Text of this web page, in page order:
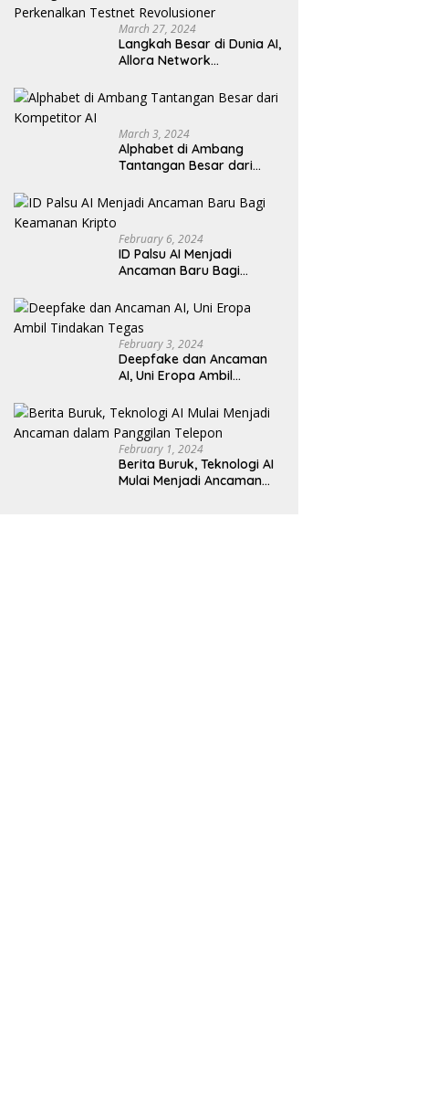
March 27, 2024
Langkah Besar di Dunia AI,
Allora Network
Revolusioner
March 3, 2024
Alphabet di Ambang
Tantangan Besar dari
February 6, 2024
ID Palsu AI Menjadi
Ancaman Baru Bagi
February 3, 2024
Deepfake dan Ancaman
AI, Uni Eropa Ambil
February 1, 2024
Berita Buruk, Teknologi AI
Mulai Menjadi Ancaman